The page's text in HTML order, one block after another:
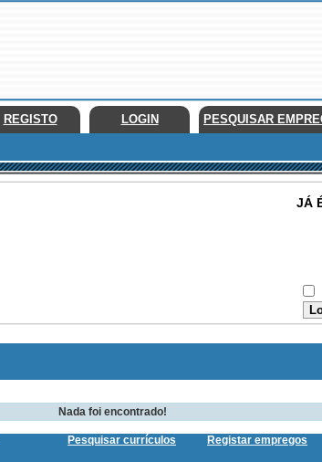
REGISTO LOGIN PESQUISAR
JÁ
Nada foi encontrado!
Pesquisar currículos Registar empregos